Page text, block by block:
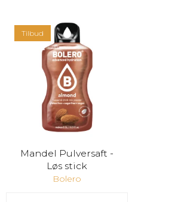
Tilbud
Mandel Pulversaft -
Løs stick
Bolero